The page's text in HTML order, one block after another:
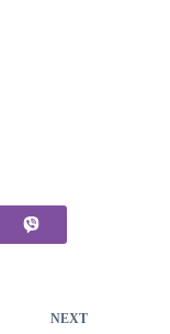
NEXT